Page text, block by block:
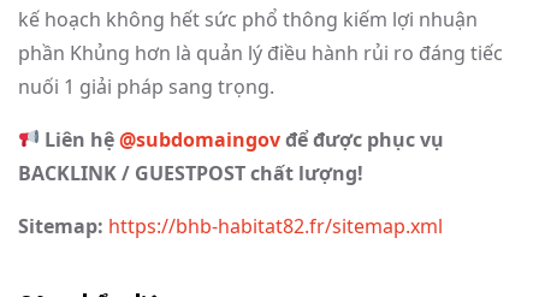
kế hoạch không hết sức phổ thông kiếm lợi nhuận
phần Khủng hơn là quản lý điều hành rủi ro đáng tiếc
nuối 1 giải pháp sang trọng.
Liên hệ@subdomaingovđể được phục vụ
BACKLINK / GUESTPOST chất lượng!
Sitemap: https://bhb-habitat82.fr/sitemap.xml